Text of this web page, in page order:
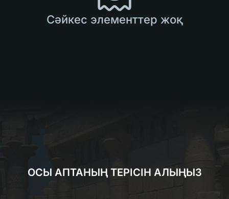
Сәйкес элементтер жоқ
ОСЫ АПТАНЫҢ ТЕРІСІН АЛЫҢЫЗ